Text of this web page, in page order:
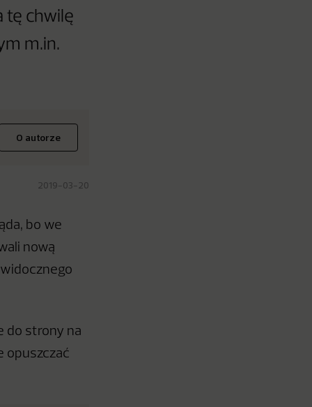
tę chwilę
m.in.
O autorze
2019-03-20
bo we
nową
do strony na
opuszczać